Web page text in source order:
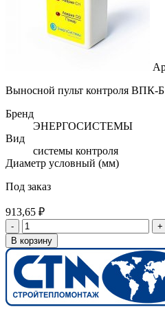
Выносной пульт контроля ВПК-Б
Бренд
ЭНЕРГОСИСТЕМЫ
Вид
системы контроля
Диаметр условный (мм)
Под заказ
913,65 ₽
- +
В корзину